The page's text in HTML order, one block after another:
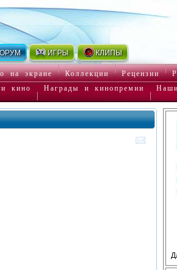
ИГРЫ КЛИПЫ
на экране Коллекции Рецензии
кино
Награды и кинопремии